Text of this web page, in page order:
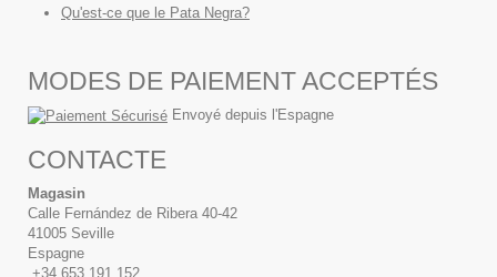
Qu'est-ce que le Pata Negra?
MODES DE PAIEMENT ACCEPTÉS
Envoyé depuis l'Espagne
CONTACTE
Magasin
Calle Fernández de Ribera 40-42
41005 Seville
Espagne
+34 653.191.152